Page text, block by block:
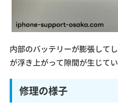
内部のバッテリーが膨張して
が浮き上がって隙間が生じてい
修理の様子